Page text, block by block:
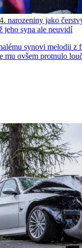
narozeniny jako
jeho syna ale neuvidí
synovi melodii z
mu ovšem protnulo